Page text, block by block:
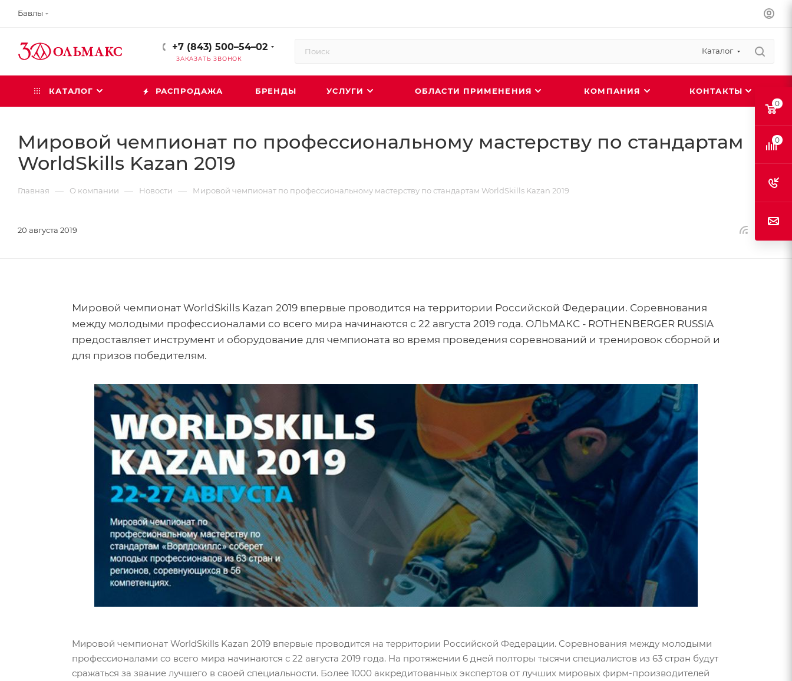
Бавлы
+7 (843) 500–54–02
ЗАКАЗАТЬ ЗВОНОК
Каталог
КАТАЛОГ РАСПРОДАЖА БРЕНДЫ УСЛУГИ ОБЛАСТИ ПРИМЕНЕНИЯ КОМПАНИЯ КОНТАКТЫ
Мировой чемпионат по профессиональному мастерству по стандартам
WorldSkills Kazan 2019
Главная — О компании — Новости — Мировой чемпионат по профессиональному мастерству по стандартам WorldSkills Kazan 2019
20 августа 2019
Мировой чемпионат WorldSkills Kazan 2019 впервые проводится на территории Российской Федерации. Соревнования
между молодыми профессионалами со всего мира начинаются с 22 августа 2019 года. ОЛЬМАКС - ROTHENBERGER RUSSIA
предоставляет инструмент и оборудование для чемпионата во время проведения соревнований и тренировок сборной и
для призов победителям.
Мировой чемпионат WorldSkills Kazan 2019 впервые проводится на территории Российской Федерации. Соревнования между молодыми
профессионалами со всего мира начинаются с 22 августа 2019 года. На протяжении 6 дней полторы тысячи специалистов из 63 стран будут
сражаться за звание лучшего в своей специальности. Более 1000 аккредитованных экспертов от лучших мировых фирм-производителей
0
0